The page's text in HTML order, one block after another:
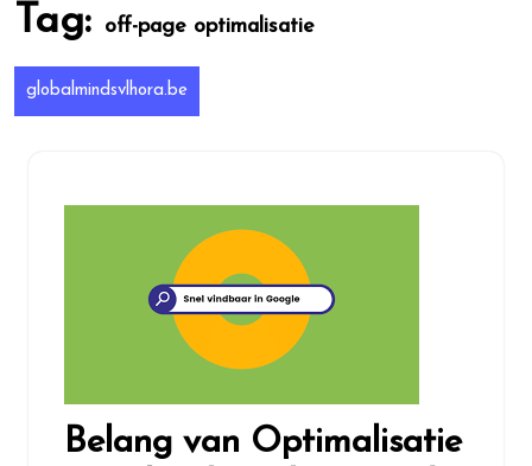
Tag: off-page optimalisatie
globalmindsvlhora.be
Belang van Optimalisatie